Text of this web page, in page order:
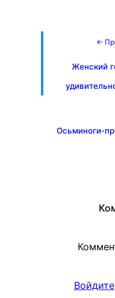
←
Женский
Осьминоги-
Войдите